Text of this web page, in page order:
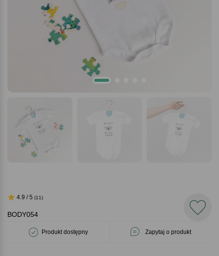
BODY054
Produkt dostępny Zapytaj o produkt
4.9 / 5 (11)